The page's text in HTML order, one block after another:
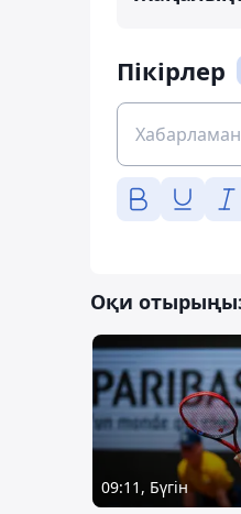
Пікірлер
Оқи
09:11, Бүгін